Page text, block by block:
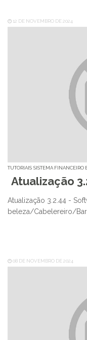
12 DE NOVEMBRO DE 2024
TUTORIAIS SISTEMA FINANCEIRO
Atualização
Atualização 3.2.44 -
beleza/Cabelereiro/
08 DE NOVEMBRO DE 2024